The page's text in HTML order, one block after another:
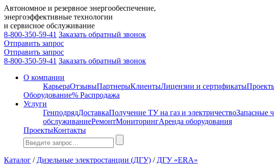
Автономное и резервное энергообеспечение,
энергоэффективные технологии
и сервисное обслуживание
8-800-350-59-41 Заказать обратный звонок
Отправить запрос
Отправить запрос
8-800-350-59-41 Заказать обратный звонок
О компании
КарьераОтзывыПартнерыКлиентыЛицензии и сертификаты
Оборудование% Распродажа
Услуги
ГенподрядДоставкаПолучение ТУ на газ и электричествоЗапасные
обслуживаниеРемонтМониторингАренда оборудования
ПроектыКонтакты
Каталог / Дизельные электростанции (ДГУ) / ДГУ «ERA»